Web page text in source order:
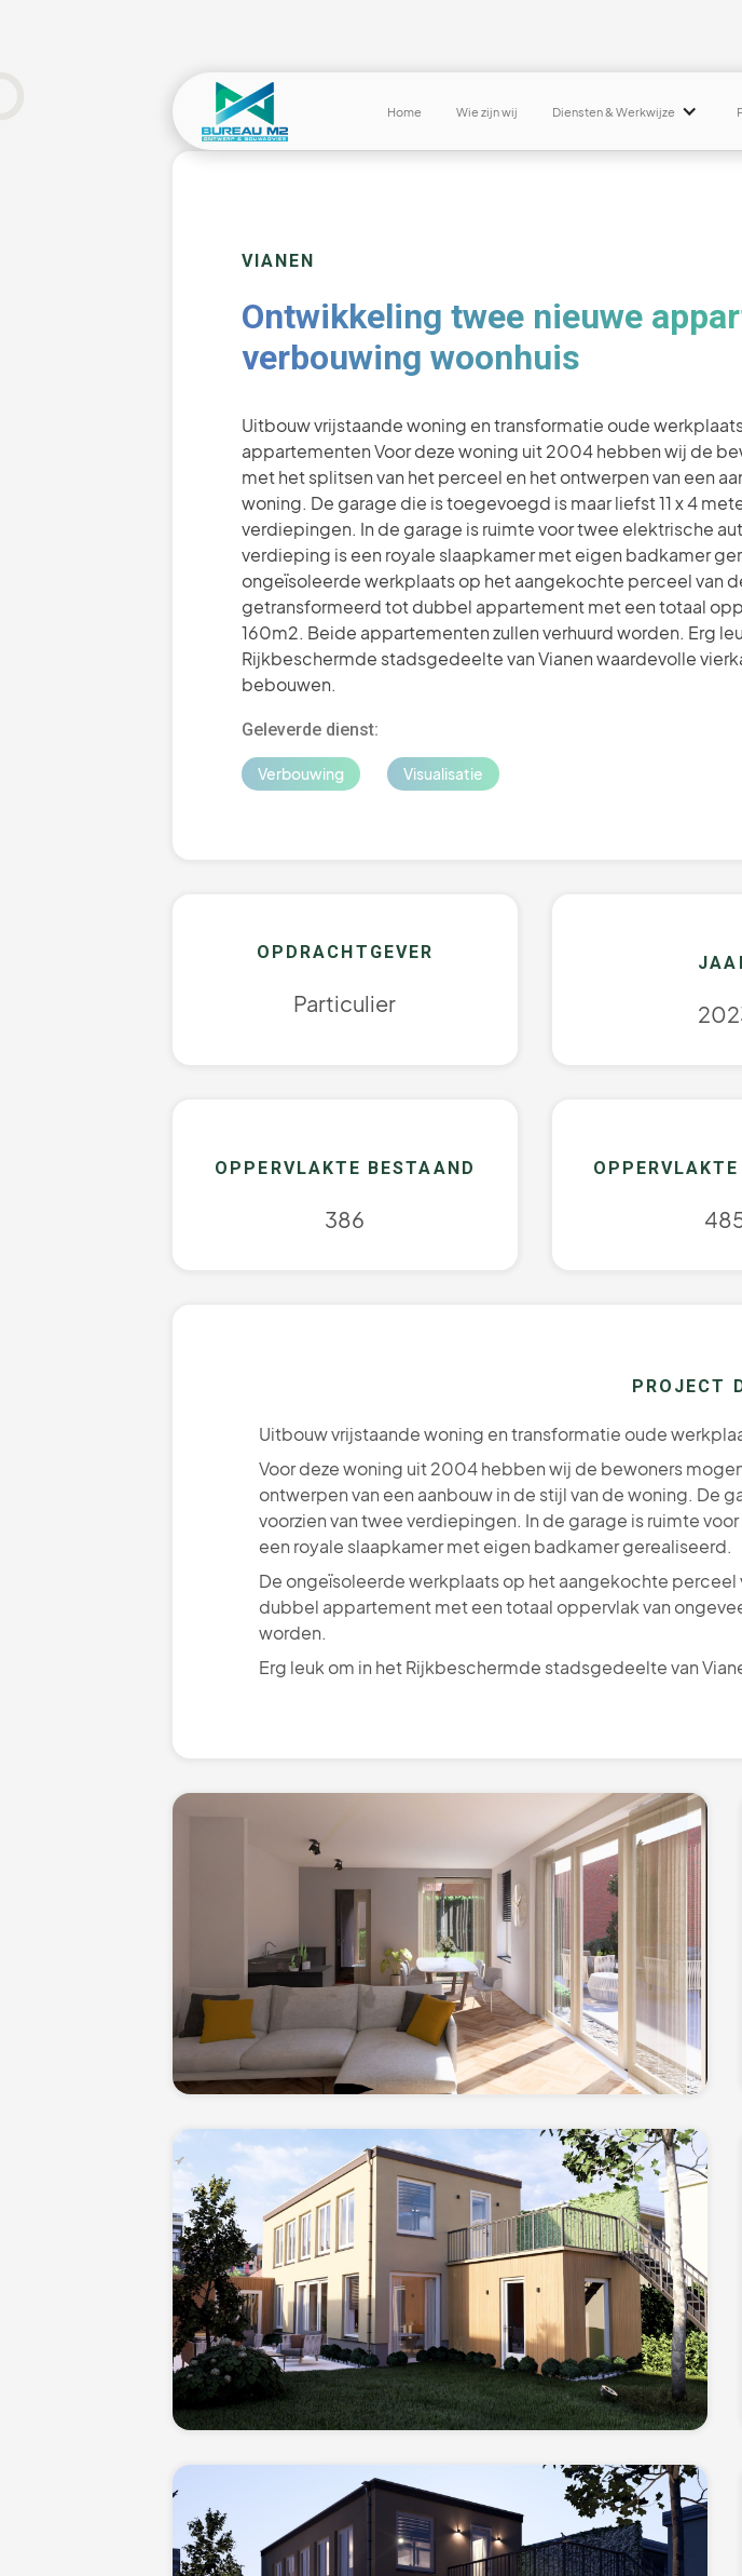
Home Wie zijn wij Diensten & Werkwijze
VIANEN
Ontwikkeling twee nieuwe
verbouwing woonhuis
Uitbouw vrijstaande woning en transformatie oude
appartementen Voor deze woning uit 2004 hebben wij de
met het splitsen van het perceel en het ontwerpen van een
woning. De garage die is toegevoegd is maar liefst 11 x 4
verdiepingen. In de garage is ruimte voor twee elektrische
verdieping is een royale slaapkamer met eigen badkamer
ongeïsoleerde werkplaats op het aangekochte perceel van
getransformeerd tot dubbel appartement met een totaal
160m2. Beide appartementen zullen verhuurd worden. Erg
Rijkbeschermde stadsgedeelte van Vianen waardevolle
bebouwen.
Geleverde dienst:
Verbouwing Visualisatie
OPDRACHTGEVER
Particulier
OPPERVLAKTE BESTAAND
386
PROJECT
Uitbouw vrijstaande woning en transformatie oude
Voor deze woning uit 2004 hebben wij de bewoners
ontwerpen van een aanbouw in de stijl van de woning. De
voorzien van twee verdiepingen. In de garage is ruimte
een royale slaapkamer met eigen badkamer gerealiseerd.
De ongeïsoleerde werkplaats op het aangekochte
dubbel appartement met een totaal oppervlak van
worden.
Erg leuk om in het Rijkbeschermde stadsgedeelte van